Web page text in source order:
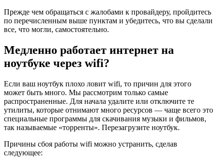
Прежде чем обращаться с жалобами к провайдеру, пройдитесь
по перечисленным выше пунктам и убедитесь, что вы сделали
все, что могли, самостоятельно.
Медленно работает интернет на
ноутбуке через wifi?
Если ваш ноутбук плохо ловит wifi, то причин для этого
может быть много. Мы рассмотрим только самые
распространенные. Для начала удалите или отключите те
утилиты, которые отнимают много ресурсов — чаще всего это
специальные программы для скачивания музыки и фильмов,
так называемые «торренты». Перезагрузите ноутбук.
Причины сбоя работы wifi можно устранить, сделав
следующее: